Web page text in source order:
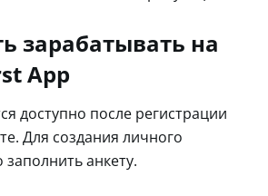
зарабатывать на
App
доступно после регистрации
Для создания личного
анкету.